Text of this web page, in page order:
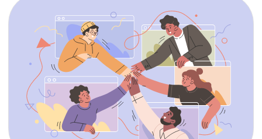
Perguntas? Fique à
vontade para perguntar
40
Nos ajudam a desenvolver nossos
programas de treinamento alinhados com
as demandas de trabalho do mercado